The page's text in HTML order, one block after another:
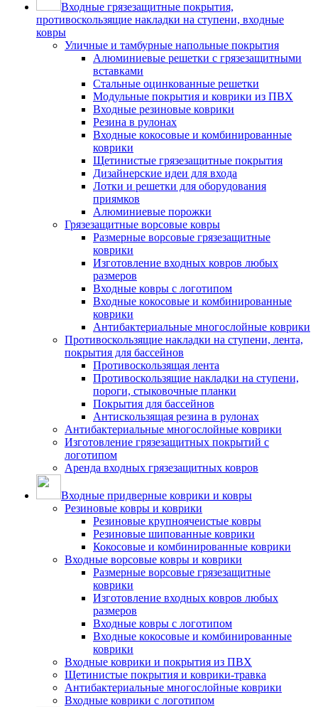
Входные грязезащитные покрытия,
противоскользящие накладки на ступени, входные
ковры
Уличные и тамбурные напольные покрытия
Алюминиевые решетки с грязезащитными
вставками
Стальные оцинкованные решетки
Модульные покрытия и коврики из ПВХ
Входные резиновые коврики
Резина в рулонах
Входные кокосовые и комбинированные
коврики
Щетинистые грязезащитные покрытия
Дизайнерские идеи для входа
Лотки и решетки для оборудования
приямков
Алюминиевые порожки
Грязезащитные ворсовые ковры
Размерные ворсовые грязезащитные
коврики
Изготовление входных ковров любых
размеров
Входные ковры с логотипом
Входные кокосовые и комбинированные
коврики
Антибактериальные многослойные коврики
Противоскользящие накладки на ступени, лента,
покрытия для бассейнов
Противоскользящая лента
Противоскользящие накладки на ступени,
пороги, стыковочные планки
Покрытия для бассейнов
Антискользящая резина в рулонах
Антибактериальные многослойные коврики
Изготовление грязезащитных покрытий с
логотипом
Аренда входных грязезащитных ковров
Входные придверные коврики и ковры
Резиновые ковры и коврики
Резиновые крупноячеистые ковры
Резиновые шипованные коврики
Кокосовые и комбинированные коврики
Входные ворсовые ковры и коврики
Размерные ворсовые грязезащитные
коврики
Изготовление входных ковров любых
размеров
Входные ковры с логотипом
Входные кокосовые и комбинированные
коврики
Входные коврики и покрытия из ПВХ
Щетинистые покрытия и коврики-травка
Антибактериальные многослойные коврики
Входные коврики с логотипом